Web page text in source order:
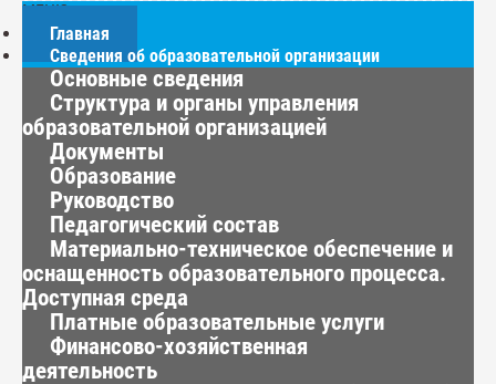
МЕНЮ
Главная
Сведения об образовательной организации
Основные сведения
Структура и органы управления
образовательной организацией
Документы
Образование
Руководство
Педагогический состав
Материально-техническое обеспечение и
оснащенность образовательного процесса.
Доступная среда
Платные образовательные услуги
Финансово-хозяйственная
деятельность